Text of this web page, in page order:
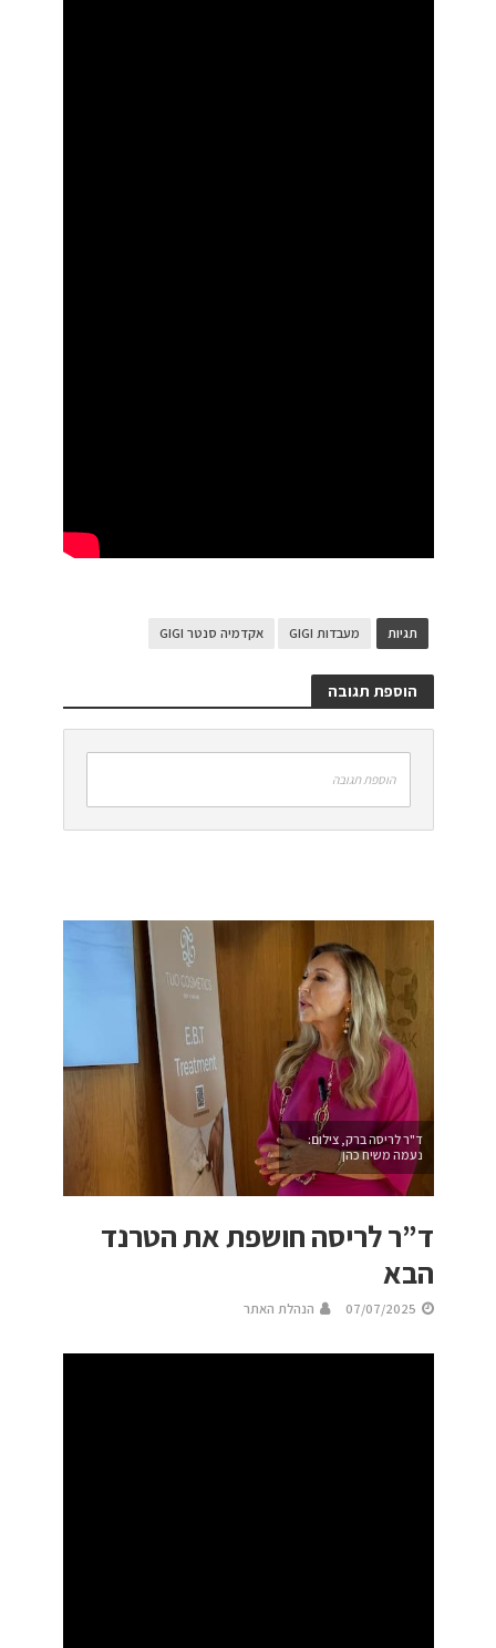
תגיות מעבדות GIGI אקדמיה סנטר GIGI
הוספת תגובה
הוספת תגובה
ד"ר לריסה ברק, צילום:
נעמה משיח כהן
ד”ר לריסה חושפת את הטרנד
הבא
07/07/2025 הנהלת האתר